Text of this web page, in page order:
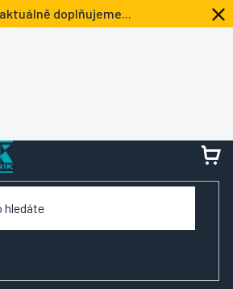
doplňujeme...